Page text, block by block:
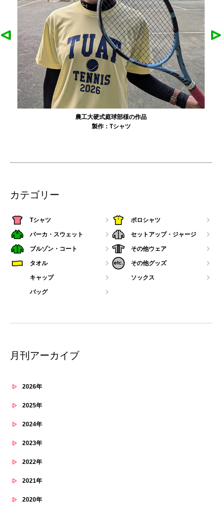
農工大硬式庭球部様の作品
製作： Tシャツ
カテゴリー
Tシャツ ポロシャツ
パーカ・スウェット セットアップ・ジャージ
ブルゾン・コート その他ウェア
タオル その他グッズ
キャップ ソックス
バッグ
月刊アーカイブ
2026年
2025年
2024年
2023年
2022年
2021年
2020年